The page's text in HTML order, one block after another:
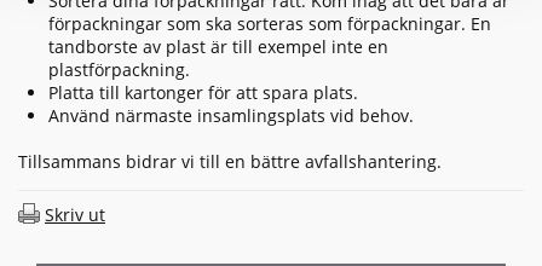
förpackningar som ska sorteras som förpackningar. En
tandborste av plast är till exempel inte en
plastförpackning.
Platta till kartonger för att spara plats.
Använd närmaste insamlingsplats vid behov.
Tillsammans bidrar vi till en bättre avfallshantering.
Skriv ut